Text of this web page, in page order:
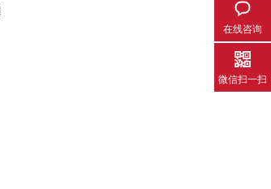
在线咨询
微信扫一扫